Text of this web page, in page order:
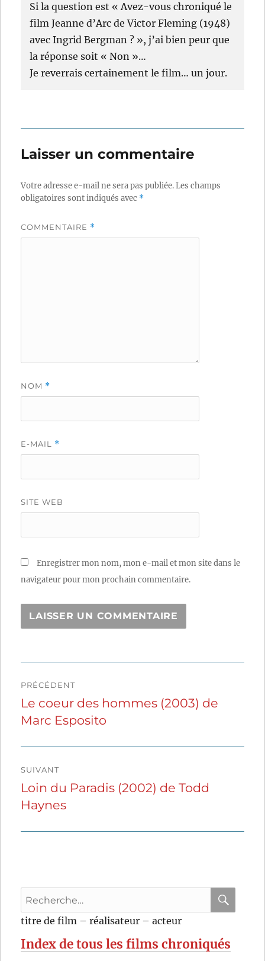
Si la question est « Avez-vous chroniqué le
film Jeanne d’Arc de Victor Fleming (1948)
avec Ingrid Bergman ? », j’ai bien peur que
la réponse soit « Non »…
Je reverrais certainement le film… un jour.
Laisser un commentaire
Votre adresse e-mail ne sera pas publiée.Les champs
obligatoires sont indiqués avec *
COMMENTAIRE *
NOM *
E-MAIL *
SITE WEB
Enregistrer mon nom, mon e-mail et mon site dans le
navigateur pour mon prochain commentaire.
de
l’article
PRÉCÉDENT
Publication
précédente :
Le coeur des hommes (2003) de
Marc Esposito
SUIVANT
Publication
suivante :
Loin du Paradis (2002) de Todd
Haynes
Recherche
pour
:
titre de film – réalisateur – acteur
Index de tous les films chroniqués